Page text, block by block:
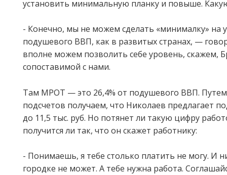
установить минимальную планку и повыше.
- Конечно, мы не можем сделать «минималку» на
подушевого ВВП, как в развитых странах, —
вполне можем позволить себе уровень, скажем,
сопоставимой с нами.
Там МРОТ — это 26,4% от подушевого ВВП.
подсчетов получаем, что Николаев предлагает
до 11,5 тыс. руб. Но потянет ли такую цифру
получится ли так, что он скажет работнику:
- Понимаешь, я тебе столько платить не могу. И
городке не может. А тебе нужна работа.